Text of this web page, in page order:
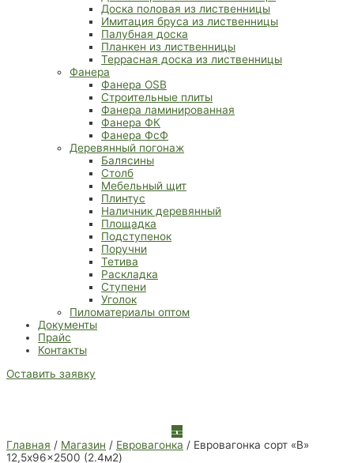
Доска половая из лиственницы
Имитация бруса из лиственницы
Палубная доска
Планкен из лиственницы
Террасная доска из лиственницы
Фанера
Фанера OSB
Строительные плиты
Фанера ламинированная
Фанера ФК
Фанера ФсФ
Деревянный погонаж
Балясины
Столб
Мебельный щит
Плинтус
Наличник деревянный
Площадка
Подступенок
Поручни
Тетива
Раскладка
Ступени
Уголок
Пиломатериалы оптом
Документы
Прайс
Контакты
Оставить заявку
Главная / Магазин / Евровагонка / Евровагонка сорт «В»
12,5x96x2500 (2.4м2)